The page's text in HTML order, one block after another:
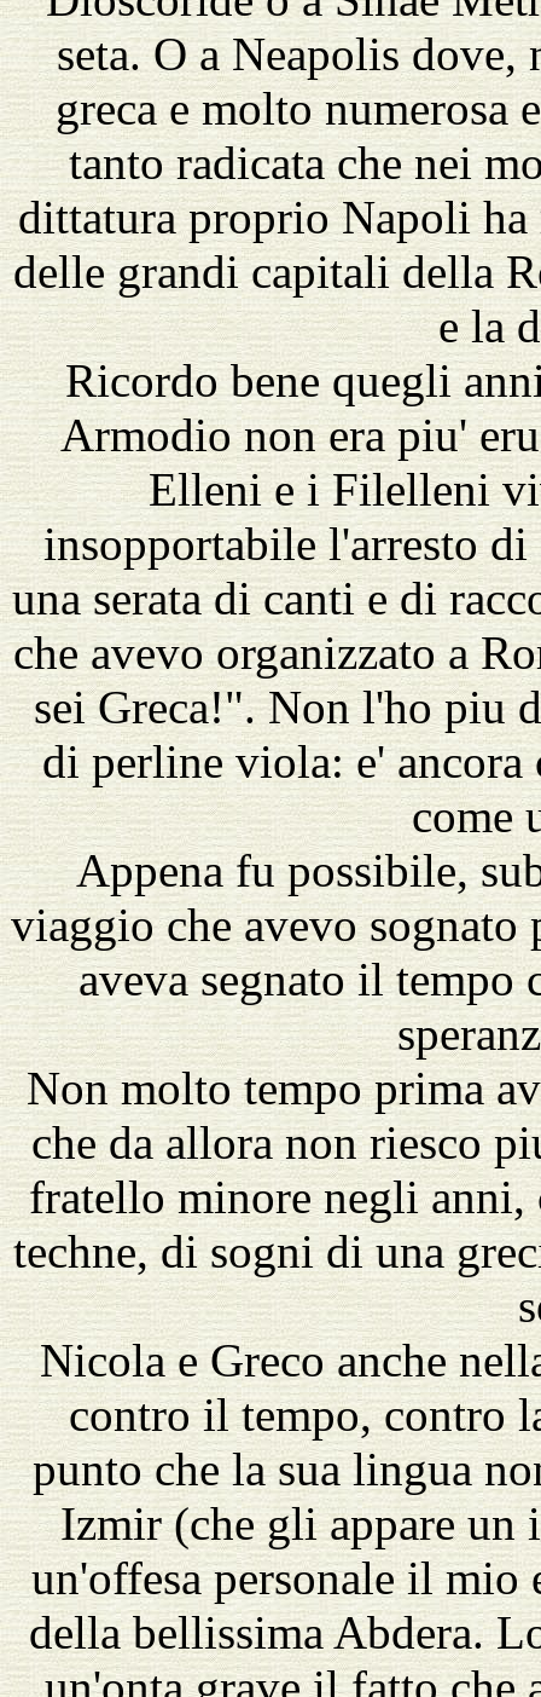
seta. O a Neapolis dove,
greca e molto numerosa
tanto radicata che nei
dittatura proprio Napoli
delle grandi capitali della
e la
Ricordo bene quegli
Armodio non era piu'
Elleni e i Filelleni
insopportabile l'arresto
una serata di canti e di
che avevo organizzato a
sei Greca!". Non l'ho piu
di perline viola: e'
come
Appena fu possibile,
viaggio che avevo
aveva segnato il
Non molto tempo prima
che da allora non riesco
fratello minore negli
techne, di sogni di una
Nicola e Greco anche
contro il tempo, contro
punto che la sua lingua
Izmir (che gli appare un
un'offesa personale il mio
della bellissima Abdera.